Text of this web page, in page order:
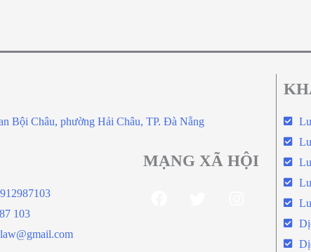
Bội Châu, phường Hải Châu, TP. Đà Nẵng
103
MẠNG XÃ HỘI